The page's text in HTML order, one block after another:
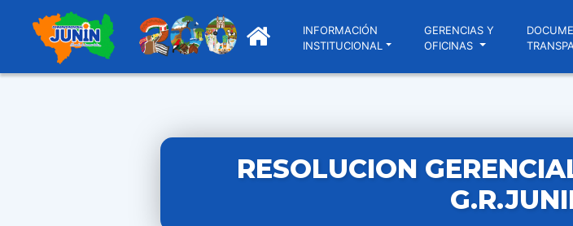
INFORMACIÓN
INSTITUCIONAL
GERENCIAS Y
OFICINAS
RESOLUCION